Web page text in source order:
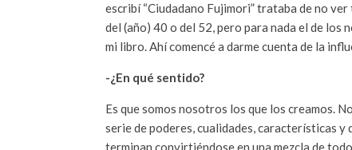
escribí “Ciudadano Fujimori” trataba de no
del (año) 40 o del 52, pero para nada el de los
mi libro. Ahí comencé a darme cuenta de la
-¿En qué sentido?
Es que somos nosotros los que los creamos.
serie de poderes, cualidades, características
terminan convirtiéndose en una mezcla de